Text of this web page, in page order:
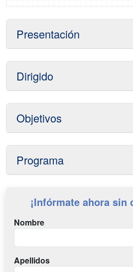
Presentación
Dirigido
Objetivos
Programa
¡Infórmate ahora sin
Nombre
Apellidos